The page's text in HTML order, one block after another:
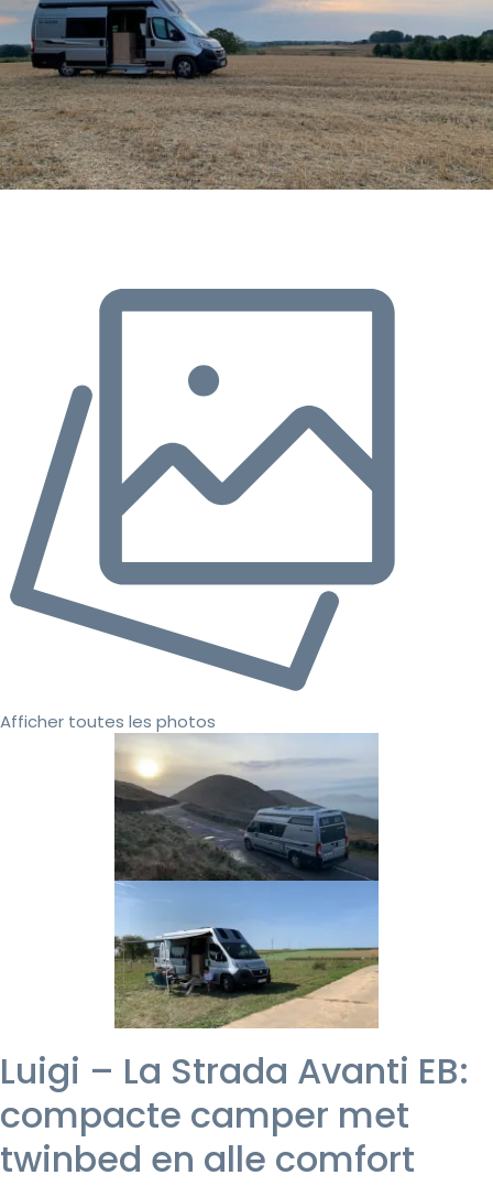
Afficher toutes les photos
Luigi – La Strada Avanti EB:
compacte camper met
twinbed en alle comfort